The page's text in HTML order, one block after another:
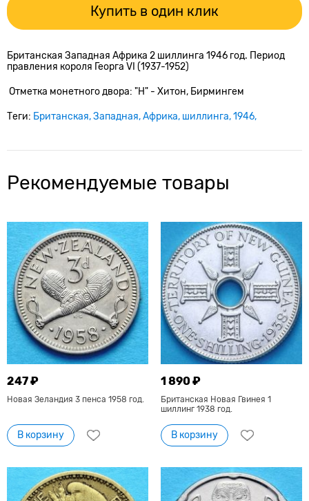
Купить в один клик
Британская Западная Африка 2 шиллинга 1946 год. Период
правления короля Георга VI (1937-1952)
Отметка монетного двора: "H" - Хитон, Бирмингем
Теги: Британская Западная Африка шиллинга 1946
Рекомендуемые товары
247 ₽
Новая Зеландия 3 пенса 1958 год.
В корзину
1 890 ₽
Британская Новая Гвинея 1
шиллинг 1938 год.
В корзину